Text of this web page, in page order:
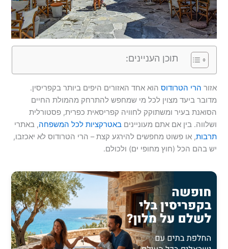
תוכן העניינים:
אזור הרי הטרודוס הוא אחד האזורים היפים ביותר בקפריסין.
מדובר ביעד מצוין לכל מי שמחפש להתרחק מהמולת החיים
הסואנת בעיר ומשתוקק לחוויה קפריסאית כפרית, פסטורלית
ושלווה. בין אם אתם מעונייניםבאטרקציות לכל המשפחה, באתרי
תרבות, או פשוט מחפשים להירגע קצת – הרי הטרודוס לא יאכזבו,
יש בהם הכל (חוץ מחופי ים) ולכולם.